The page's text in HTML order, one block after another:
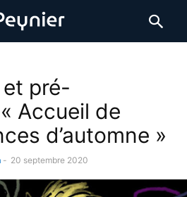
pré-
Accueil de
d’automne »
- 20 septembre 2020